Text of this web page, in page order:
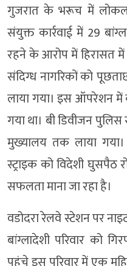
गुजरात के भरूच में लोकल
संयुक्त कार्रवाई में 29
रहने के आरोप में हिरासत
संदिग्ध नागरिकों को
लाया गया। इस ऑपरेशन में
गया था। बी डिवीजन
मुख्यालय तक लाया
स्ट्राइक को विदेशी
सफलता माना जा रहा है।
वडोदरा रेलवे स्टेशन पर
बांग्लादेशी परिवार को